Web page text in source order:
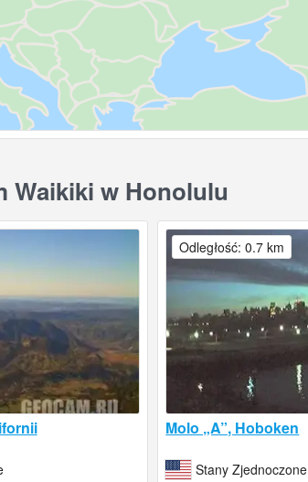
Waikiki w Honolulu
Molo „A”, Hoboken
Stany Zjednoczone
Odległość: 0.7 km